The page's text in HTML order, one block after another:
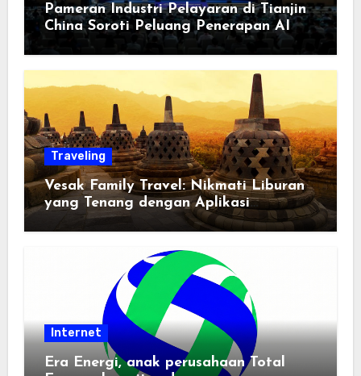
Pameran Industri Pelayaran di Tianjin
China Soroti Peluang Penerapan AI
Traveling
Vesak Family Travel: Nikmati Liburan
yang Tenang dengan Aplikasi
Pemindai PDF
Internet
Era Energi, anak perusahaan Total